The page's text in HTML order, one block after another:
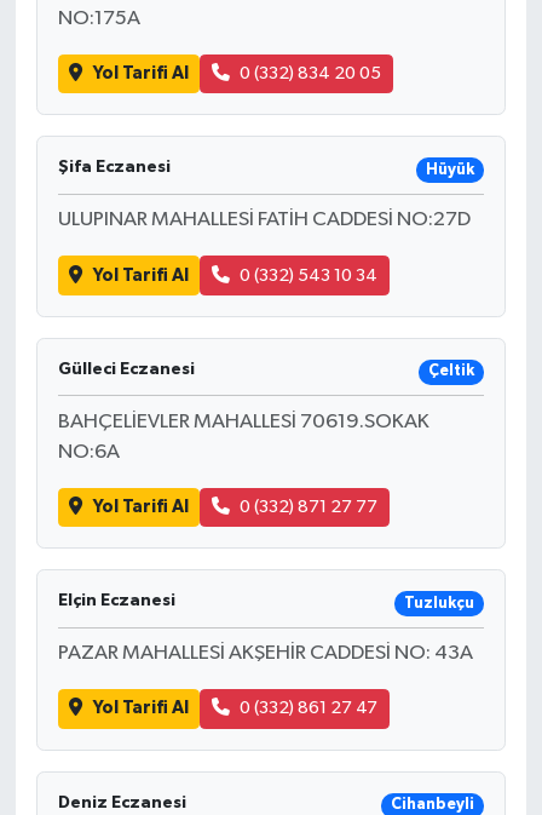
NO:175A
Yol Tarifi Al 0 (332) 834 20 05
Şifa Eczanesi Hüyük
ULUPINAR MAHALLESİ FATİH CADDESİ NO:27D
Yol Tarifi Al 0 (332) 543 10 34
Gülleci Eczanesi Çeltik
BAHÇELİEVLER MAHALLESİ 70619.SOKAK
NO:6A
Yol Tarifi Al 0 (332) 871 27 77
Elçin Eczanesi Tuzlukçu
PAZAR MAHALLESİ AKŞEHİR CADDESİ NO: 43A
Yol Tarifi Al 0 (332) 861 27 47
Deniz Eczanesi Cihanbeyli